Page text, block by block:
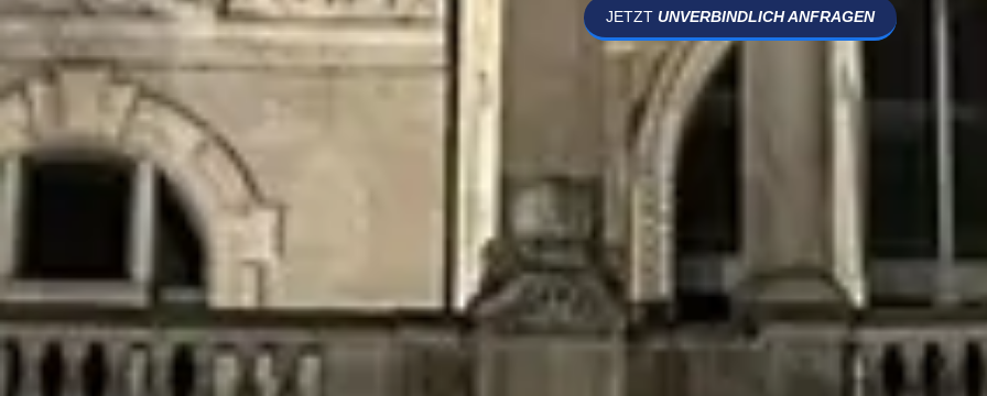
JETZT UNVERBINDLICH ANFRAGEN